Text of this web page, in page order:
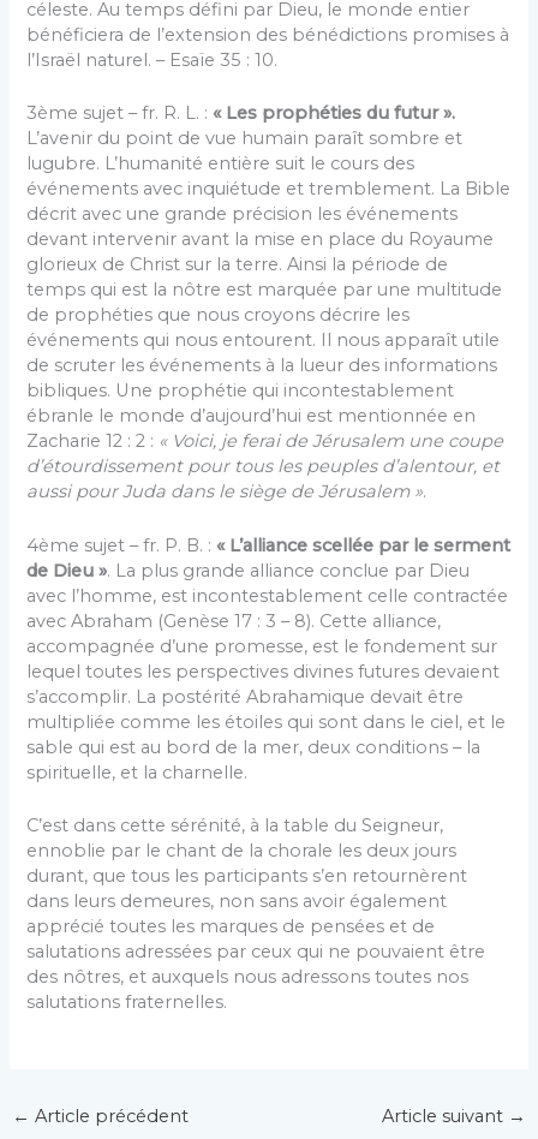
céleste. Au temps défini par Dieu, le monde entier
bénéficiera de l’extension des bénédictions promises à
l’Israël naturel. – Esaïe 35 : 10.
3ème sujet – fr. R. L. :« Les prophéties du futur ».
L’avenir du point de vue humain paraît sombre et
lugubre. L’humanité entière suit le cours des
événements avec inquiétude et tremblement. La Bible
décrit avec une grande précision les événements
devant intervenir avant la mise en place du Royaume
glorieux de Christ sur la terre. Ainsi la période de
temps qui est la nôtre est marquée par une multitude
de prophéties que nous croyons décrire les
événements qui nous entourent. Il nous apparaît utile
de scruter les événements à la lueur des informations
bibliques. Une prophétie qui incontestablement
ébranle le monde d’aujourd’hui est mentionnée en
Zacharie 12 : 2 : « Voici, je ferai de Jérusalem une coupe
d’étourdissement pour tous les peuples d’alentour, et
aussi pour Juda dans le siège de Jérusalem ».
4ème sujet – fr. P. B. :« L’alliance scellée par le serment
de Dieu ». La plus grande alliance conclue par Dieu
avec l’homme, est incontestablement celle contractée
avec Abraham (Genèse 17 : 3 – 8). Cette alliance,
accompagnée d’une promesse, est le fondement sur
lequel toutes les perspectives divines futures devaient
s’accomplir. La postérité Abrahamique devait être
multipliée comme les étoiles qui sont dans le ciel, et le
sable qui est au bord de la mer, deux conditions – la
spirituelle, et la charnelle.
C’est dans cette sérénité, à la table du Seigneur,
ennoblie par le chant de la chorale les deux jours
durant, que tous les participants s’en retournèrent
dans leurs demeures, non sans avoir également
apprécié toutes les marques de pensées et de
salutations adressées par ceux qui ne pouvaient être
des nôtres, et auxquels nous adressons toutes nos
salutations fraternelles.
← Article précédent Article suivant →